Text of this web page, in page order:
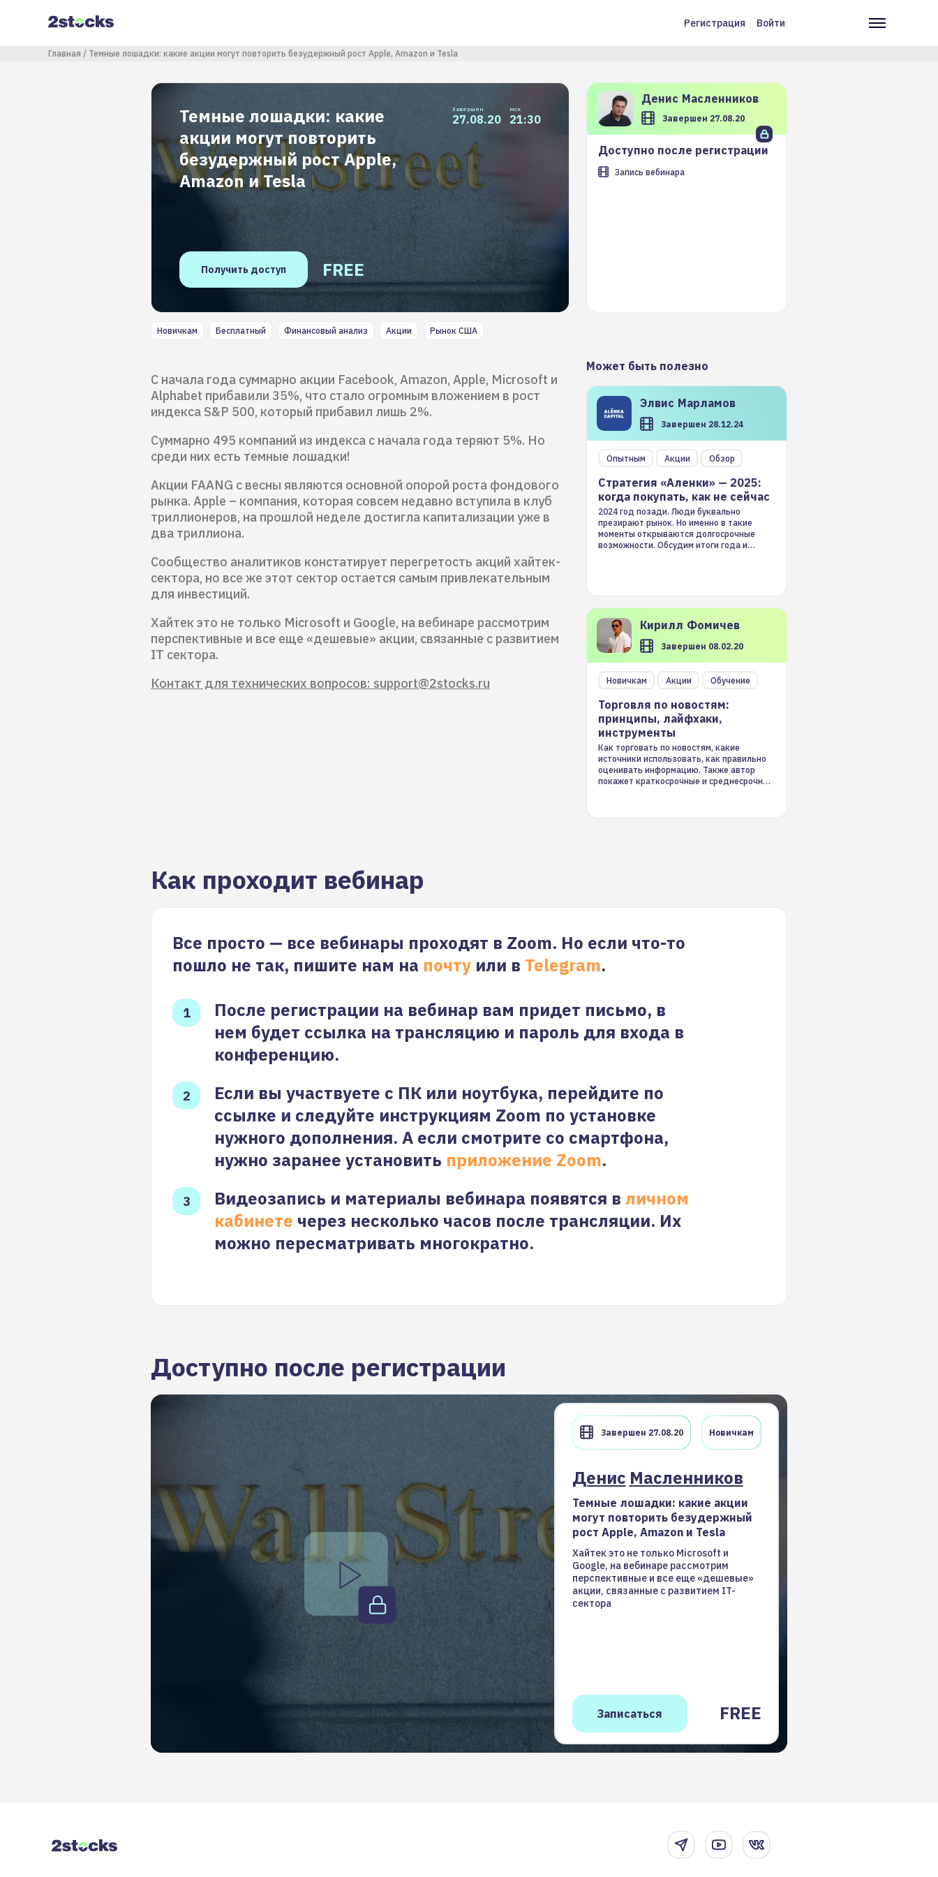
содержанию
Меню
записи
пользователя
Регистрация Войти
Строка навигации
Главная Темные лошадки: какие акции могут повторить безудержный рост Apple, Amazon и Tesla
Темные лошадки: какие
акции могут повторить
безудержный рост Apple,
Amazon и Tesla
Завершен
27.08.20
мск
21:30
FREE
Денис Масленников
Завершен 27.08.20
Доступно после регистрации
Запись вебинара
Новичкам Бесплатный Финансовый анализ Акции Рынок США
С начала года суммарно акции Facebook, Amazon, Apple, Microsoft и
Alphabet прибавили 35%, что стало огромным вложением в рост
индекса S&P 500, который прибавил лишь 2%.
Суммарно 495 компаний из индекса с начала года теряют 5%. Но
среди них есть темные лошадки!
Акции FAANG с весны являются основной опорой роста фондового
рынка. Apple – компания, которая совсем недавно вступила в клуб
триллионеров, на прошлой неделе достигла капитализации уже в
два триллиона.
Сообщество аналитиков констатирует перегретость акций хайтек-
сектора, но все же этот сектор остается самым привлекательным
для инвестиций.
Хайтек это не только Microsoft и Google, на вебинаре рассмотрим
перспективные и все еще «дешевые» акции, связанные с развитием
IT сектора.
Контакт для технических вопросов: support@2stocks.ru
Может быть полезно
Элвис Марламов
Завершен 28.12.24
Опытным Акции Обзор
Стратегия «Аленки» — 2025:
когда покупать, как не сейчас
2024 год позади. Люди буквально
презирают рынок. Но именно в такие
моменты открываются долгосрочные
возможности. Обсудим итоги года и
Кирилл Фомичев
Завершен 08.02.20
Новичкам Акции Обучение
Торговля по новостям:
принципы, лайфхаки,
инструменты
Как торговать по новостям, какие
источники использовать, как правильно
оценивать информацию. Также автор
покажет краткосрочные и среднесрочные
Как проходит вебинар
Все просто — все вебинары проходят в Zoom. Но если что-то
пошло не так, пишите нам на почту или в Telegram.
После регистрации на вебинар вам придет письмо, в
нем будет ссылка на трансляцию и пароль для входа в
конференцию.
Если вы участвуете с ПК или ноутбука, перейдите по
ссылке и следуйте инструкциям Zoom по установке
нужного дополнения. А если смотрите со смартфона,
нужно заранее установить приложение Zoom.
Видеозапись и материалы вебинара появятся в личном
кабинете через несколько часов после трансляции. Их
можно пересматривать многократно.
Доступно после регистрации
Завершен 27.08.20 Новичкам
Денис Масленников
Темные лошадки: какие акции
могут повторить безудержный
рост Apple, Amazon и Tesla
Хайтек это не только Microsoft и
Google, на вебинаре рассмотрим
перспективные и все еще «дешевые»
акции, связанные с развитием IT-
сектора
FREE